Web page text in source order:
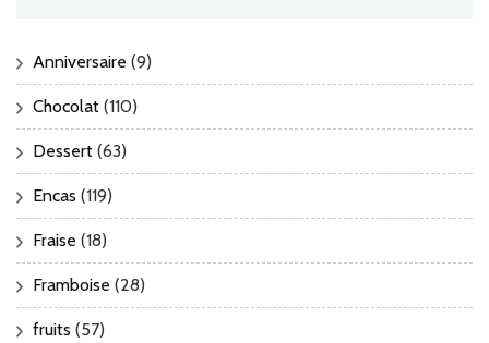
Anniversaire (9)
Chocolat (110)
Dessert (63)
Encas (119)
Fraise (18)
Framboise (28)
fruits (57)